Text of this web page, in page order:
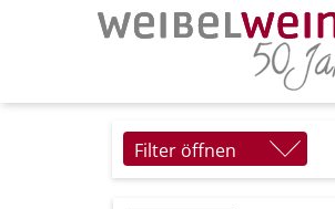
Filter öffnen